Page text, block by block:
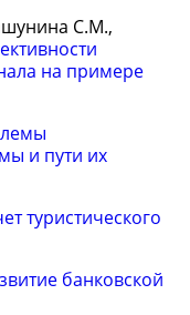
С.М.,
на примере
и пути их
туристического
банковской